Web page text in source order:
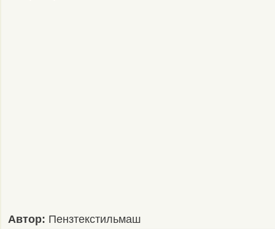
Автор: Пензтекстильмаш